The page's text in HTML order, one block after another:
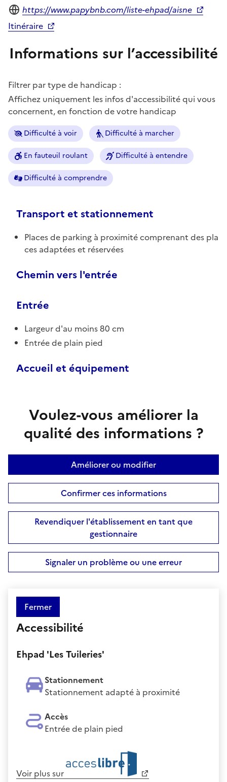
Adresse
Site internet
https://www.papybnb.com/liste-ehpad/aisne
Itinéraire
Informations sur l’accessibilité
Filtrer par type de handicap :
Affichez uniquement les infos d'accessibilité qui vous
concernent, en fonction de votre handicap
Difficulté à voir Difficulté à marcher
En fauteuil roulant Difficulté à entendre
Difficulté à comprendre
Transport et stationnement
Places de parking à proximité comprenant des pla
ces adaptées et réservées
Chemin vers l'entrée
Entrée
Largeur d'au moins 80 cm
Entrée de plain pied
Accueil et équipement
Voulez-vous améliorer la
qualité des informations ?
Améliorer ou modifier
Confirmer ces informations
Revendiquer l'établissement en tant que
gestionnaire
Signaler un problème ou une erreur
Fermer
Accessibilité
Ehpad 'Les Tuileries'
Stationnement
Stationnement adapté à proximité
Accès
Entrée de plain pied
Voir plus sur